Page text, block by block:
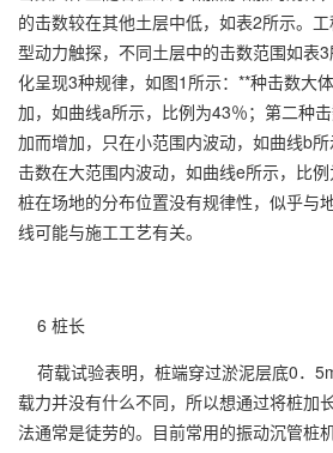
的击数较在其他土层中低，如表2所示。
型动力触探，不同土层中的击数范围如表
化呈现3种规律，如图1所示：**种击数大
加，如曲线a所示，比例为43％；第二种
加而增加，只在小范围内波动，如曲线b
击数在大范围内波动，如曲线e所示，比
桩在场地的分布位置没有规律性，似乎与
线可能与施工工艺有关。
6 桩长
荷载试验表明，桩端穿过淤泥层底0．
载力并没有什么不同，所以想通过将桩加
法通常是徒劳的。目前常用的振动沉管桩